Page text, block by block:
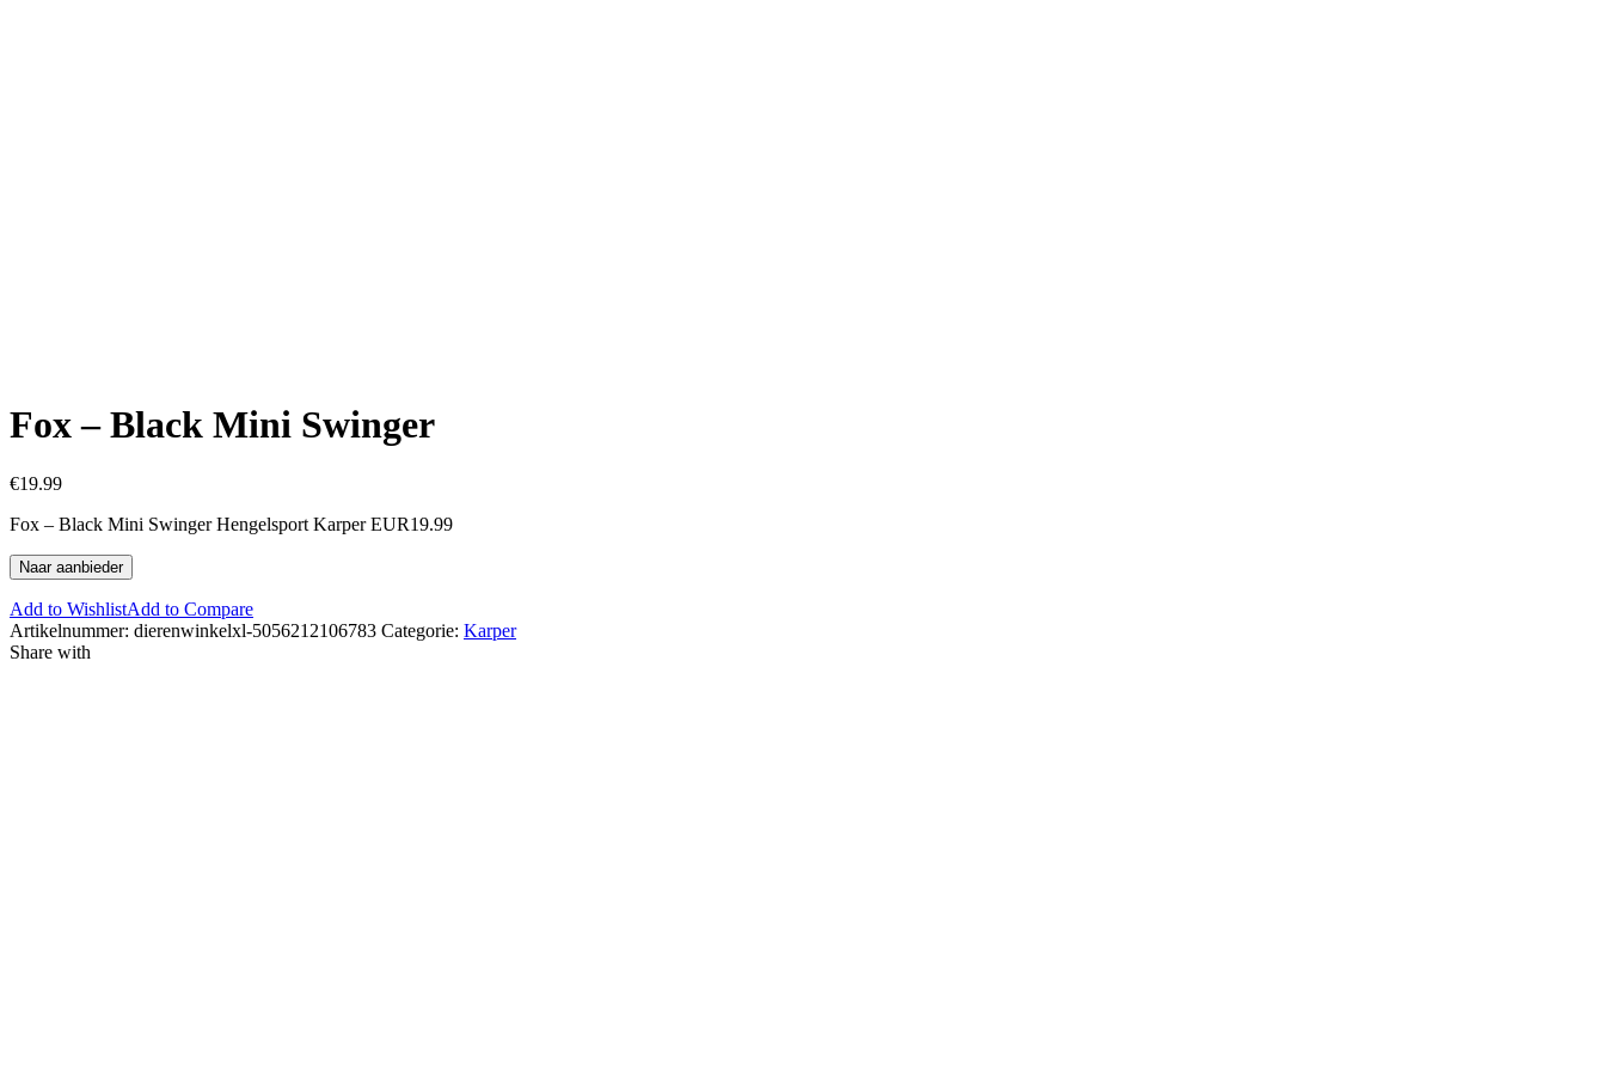
Fox – Black Mini Swinger
€19.99
Fox – Black Mini Swinger Hengelsport Karper EUR19.99
Naar aanbieder
Add to WishlistAdd to Compare
Artikelnummer: dierenwinkelxl-5056212106783 Categorie: Karper
Share with